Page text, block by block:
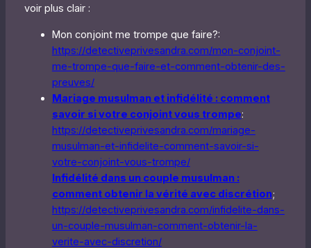
voir plus clair :
Mon conjoint me trompe que faire?:
https://detectiveprivesandra.com/mon-conjoint-
me-trompe-que-faire-et-comment-obtenir-des-
preuves/
Mariage musulman et infidélité : comment
savoir si votre conjoint vous trompe:
https://detectiveprivesandra.com/mariage-
musulman-et-infidelite-comment-savoir-si-
votre-conjoint-vous-trompe/
Infidélité dans un couple musulman :
comment obtenir la vérité avec discrétion;
https://detectiveprivesandra.com/infidelite-dans-
un-couple-musulman-comment-obtenir-la-
verite-avec-discretion/